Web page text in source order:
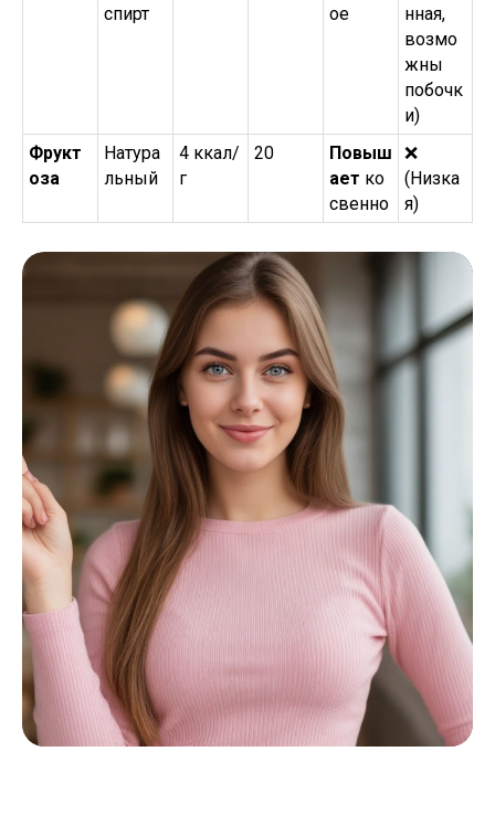
спирт
ое
нная,
возмо
жны
побочк
и)
Фрукт
оза
Натура
льный
4 ккал/
г
20
Повыш
ает ко
свенно
❌
(Низка
я)